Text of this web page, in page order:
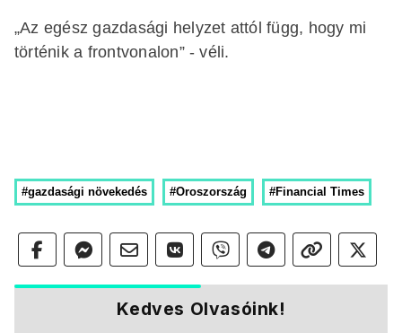
„Az egész gazdasági helyzet attól függ, hogy mi
történik a frontvonalon” - véli.
#gazdasági növekedés #Oroszország #Financial Times
Kedves Olvasóink!